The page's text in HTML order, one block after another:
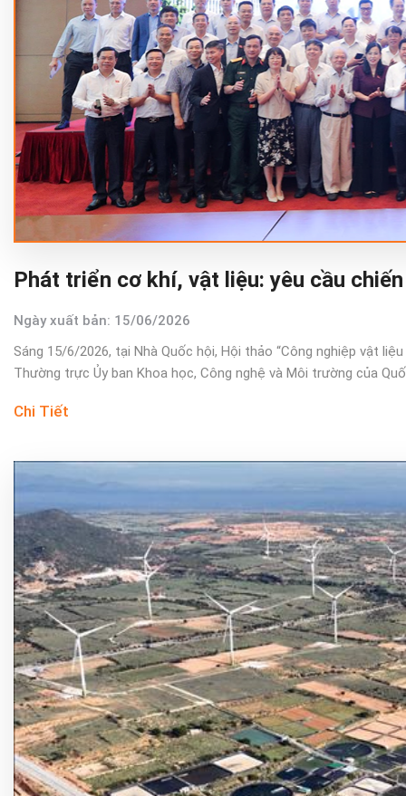
Phát triển cơ khí, vật liệu: yêu cầu
Ngày xuất bản: 15/06/2026
Sáng 15/6/2026, tại Nhà Quốc hội, Hội thảo “Công nghiệp vật
Thường trực Ủy ban Khoa học, Công nghệ và Môi trường của
Chi Tiết